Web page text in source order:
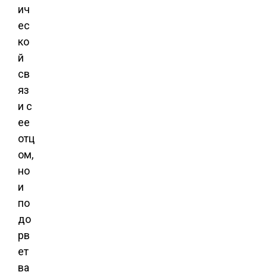
ич
ес
ко
й
св
яз
и с
ее
отц
ом,
но
и
по
до
рв
ет
ва